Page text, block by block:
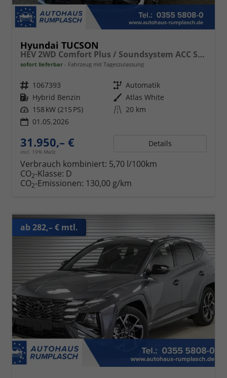
Hyundai TUCSON
HEV 2WD Comfort Plus / Soundsystem ACC Sitz + Lenkradheiz. Alu 17" E-Heckklappe Keyless LED
sofort lieferbar Fahrzeug mit Tageszulassung
Fahrzeugnr. 1067393 Getriebe Automatik
Kraftstoff Hybrid Benzin Außenfarbe Atlas White
Leistung 158 kW (215 PS) Kilometerstand 20 km
01.05.2026
31.950,– €
incl. 19% MwSt.
Details
Verbrauch kombiniert: 5,70 l/100km
CO2-Klasse: D
CO2-Emissionen: 130,00 g/km
ab 282,– € mtl.